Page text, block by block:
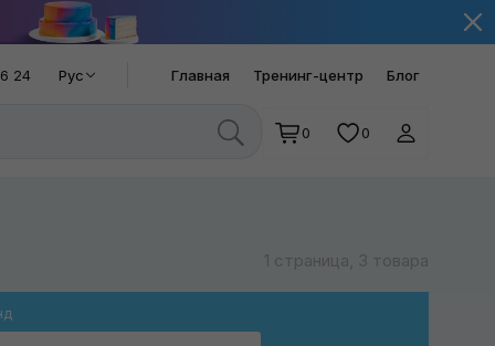
24 Рус Главная Тренинг-центр Блог
0 0
1 страница, 3 товара